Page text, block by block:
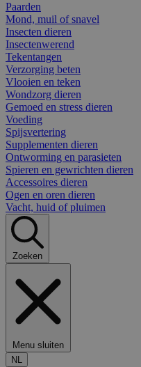
Paarden
Mond, muil of snavel
Insecten dieren
Insectenwerend
Tekentangen
Verzorging beten
Vlooien en teken
Wondzorg dieren
Gemoed en stress dieren
Voeding
Spijsvertering
Supplementen dieren
Ontworming en parasieten
Spieren en gewrichten dieren
Accessoires dieren
Ogen en oren dieren
Vacht, huid of pluimen
Zoeken
Menu sluiten
NL